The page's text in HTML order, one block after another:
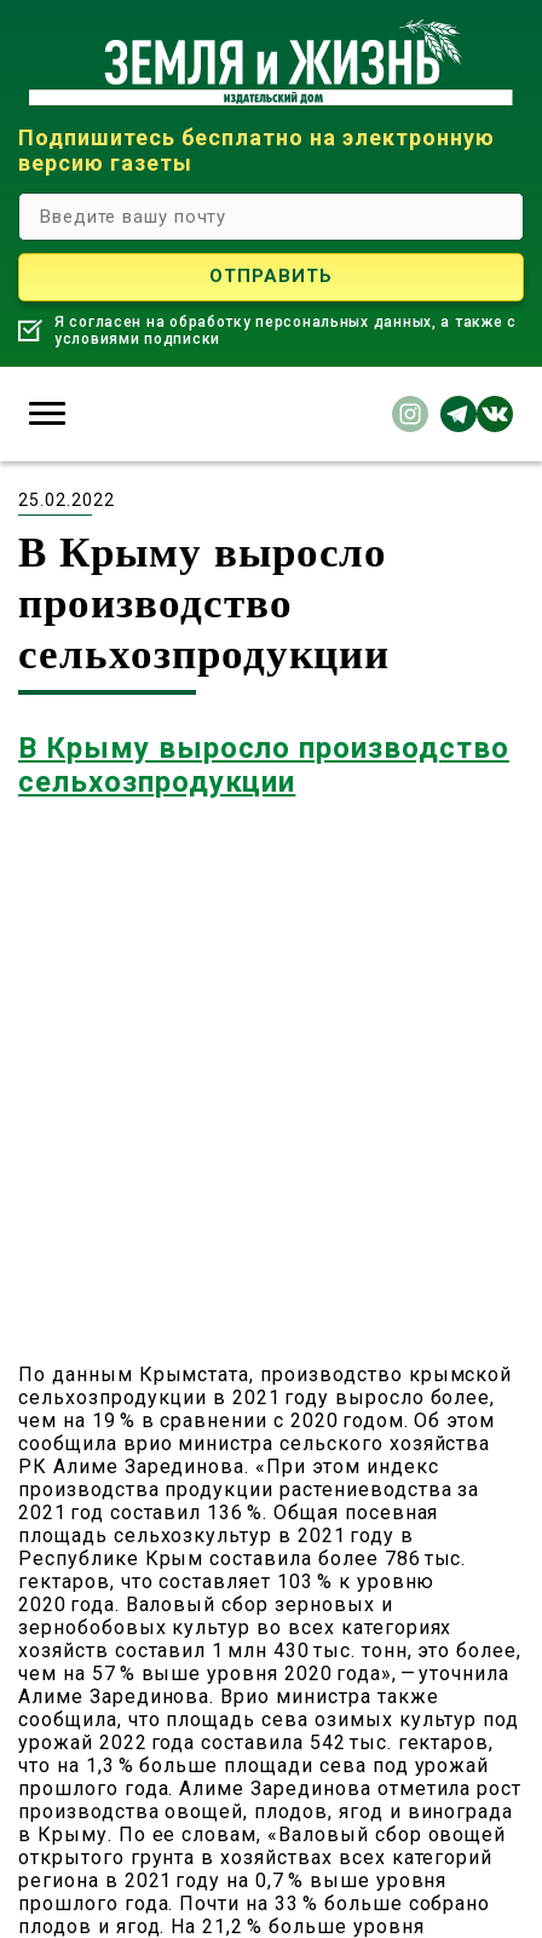
Подпишитесь бесплатно на электронную
версию газеты
Я согласен на обработку персональных данных, а также с
условиями подписки
25.02.2022
В Крыму выросло
производство
сельхозпродукции
В Крыму выросло производство
сельхозпродукции
По данным Крымстата, производство крымской
сельхозпродукции в 2021 году выросло более,
чем на 19 % в сравнении с 2020 годом. Об этом
сообщила врио министра сельского хозяйства
РК Алиме Зарединова. «При этом индекс
производства продукции растениеводства за
2021 год составил 136 %. Общая посевная
площадь сельхозкультур в 2021 году в
Республике Крым составила более 786 тыс.
гектаров, что составляет 103 % к уровню
2020 года. Валовый сбор зерновых и
зернобобовых культур во всех категориях
хозяйств составил 1 млн 430 тыс. тонн, это более,
чем на 57 % выше уровня 2020 года», — ​уточнила
Алиме Зарединова. Врио министра также
сообщила, что площадь сева озимых культур под
урожай 2022 года составила 542 тыс. гектаров,
что на 1,3 % больше площади сева под урожай
прошлого года. Алиме Зарединова отметила рост
производства овощей, плодов, ягод и винограда
в Крыму. По ее словам, «Валовый сбор овощей
открытого грунта в хозяйствах всех категорий
региона в 2021 году на 0,7 % выше уровня
прошлого года. Почти на 33 % больше собрано
плодов и ягод. На 21,2 % больше уровня